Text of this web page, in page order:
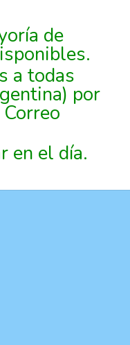
de
a todas
por
en el día.